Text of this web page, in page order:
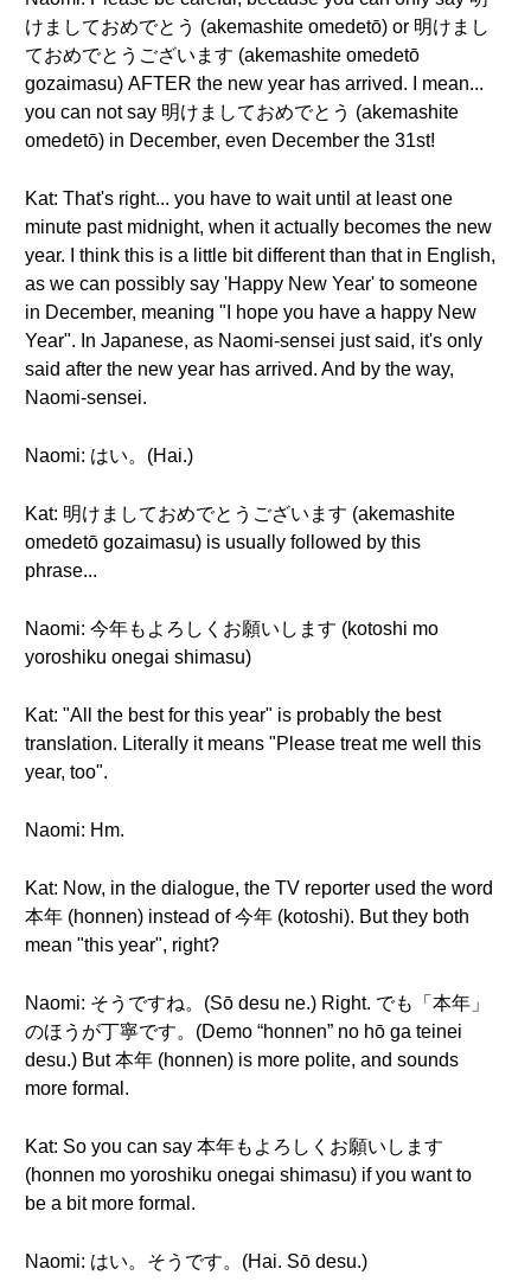
けましておめでとう (akemashite omedetō) or 明けまし
ておめでとうございます (akemashite omedetō
gozaimasu) AFTER the new year has arrived. I mean...
you can not say 明けましておめでとう (akemashite
omedetō) in December, even December the 31st!
Kat: That's right... you have to wait until at least one
minute past midnight, when it actually becomes the new
year. I think this is a little bit different than that in English,
as we can possibly say 'Happy New Year' to someone
in December, meaning "I hope you have a happy New
Year". In Japanese, as Naomi-sensei just said, it's only
said after the new year has arrived. And by the way,
Naomi-sensei.
Naomi: はい。(Hai.)
Kat: 明けましておめでとうございます (akemashite
omedetō gozaimasu) is usually followed by this
phrase...
Naomi: 今年もよろしくお願いします (kotoshi mo
yoroshiku onegai shimasu)
Kat: "All the best for this year" is probably the best
translation. Literally it means "Please treat me well this
year, too".
Naomi: Hm.
Kat: Now, in the dialogue, the TV reporter used the word
本年 (honnen) instead of 今年 (kotoshi). But they both
mean "this year", right?
Naomi: そうですね。(Sō desu ne.) Right. でも「本年」
のほうが丁寧です。(Demo “honnen” no hō ga teinei
desu.) But 本年 (honnen) is more polite, and sounds
more formal.
Kat: So you can say 本年もよろしくお願いします
(honnen mo yoroshiku onegai shimasu) if you want to
be a bit more formal.
Naomi: はい。そうです。(Hai. Sō desu.)